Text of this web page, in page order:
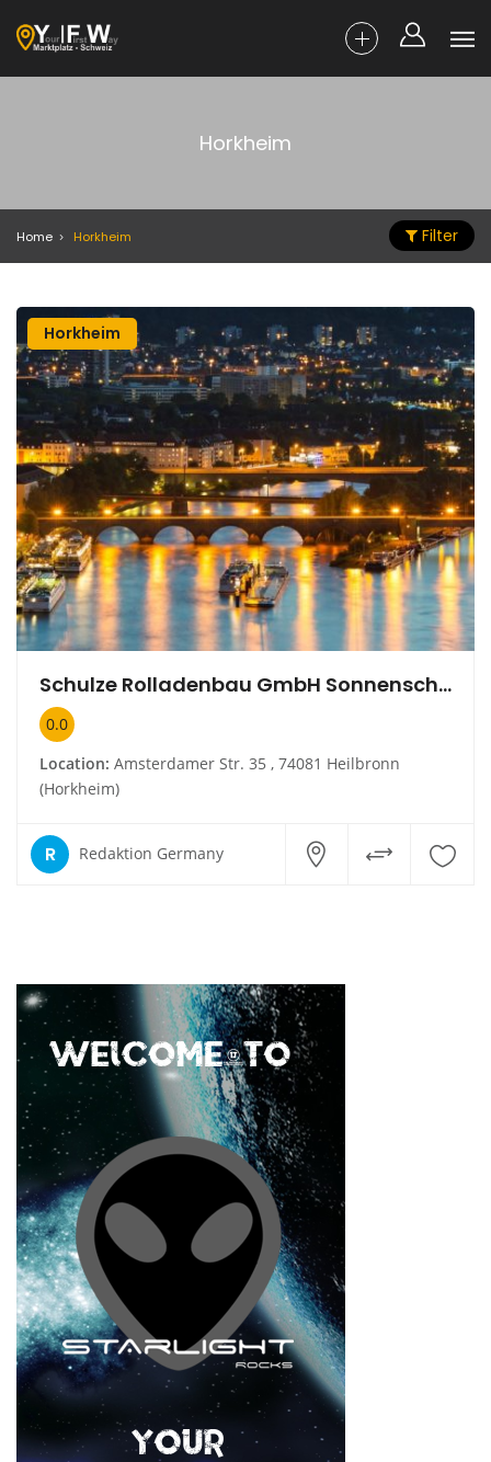
Horkheim
Home Horkheim Filter
Horkheim
Schulze Rolladenbau GmbH Sonnenschutz
0.0
Location: Amsterdamer Str. 35 , 74081 Heilbronn
(Horkheim)
R Redaktion Germany